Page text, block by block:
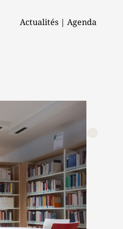
Actualités | Agenda